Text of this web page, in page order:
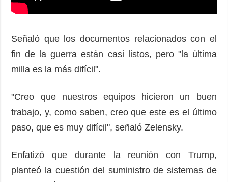
Señaló que los documentos relacionados con el
fin de la guerra están casi listos, pero "la última
milla es la más difícil".
"Creo que nuestros equipos hicieron un buen
trabajo, y, como saben, creo que este es el último
paso, que es muy difícil", señaló Zelensky.
Enfatizó que durante la reunión con Trump,
planteó la cuestión del suministro de sistemas de